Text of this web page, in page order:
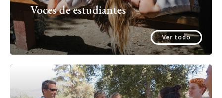
Voces de estudiantes
Ver todo